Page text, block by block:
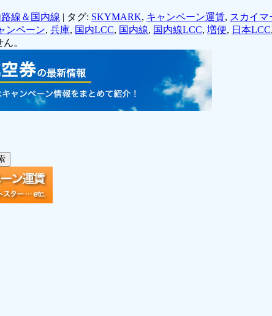
路線＆国内線 | タグ: SKYMARK, キャンペーン運賃, スカイマ
ンペーン, 兵庫, 国内LCC, 国内線, 国内線LCC, 増便, 日本LCC,
。